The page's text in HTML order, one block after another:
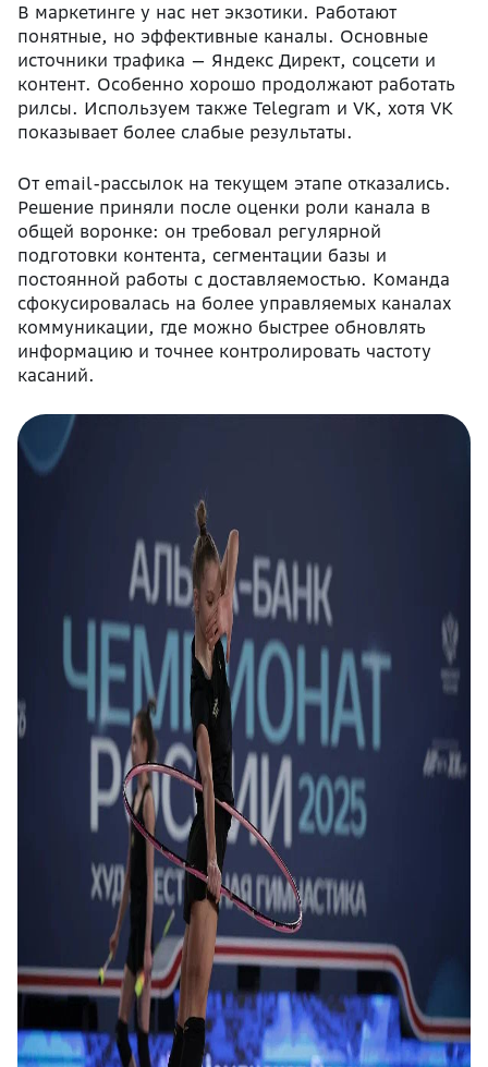
В маркетинге у нас нет экзотики. Работают
понятные, но эффективные каналы. Основные
источники трафика — Яндекс Директ, соцсети и
контент. Особенно хорошо продолжают работать
рилсы. Используем также Telegram и VK, хотя VK
показывает более слабые результаты.
От email-рассылок на текущем этапе отказались.
Решение приняли после оценки роли канала в
общей воронке: он требовал регулярной
подготовки контента, сегментации базы и
постоянной работы с доставляемостью. Команда
сфокусировалась на более управляемых каналах
коммуникации, где можно быстрее обновлять
информацию и точнее контролировать частоту
касаний.